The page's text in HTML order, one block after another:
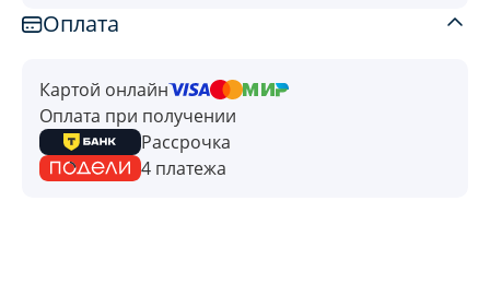
Оплата
Картой онлайн
Оплата при получении
Рассрочка
4 платежа